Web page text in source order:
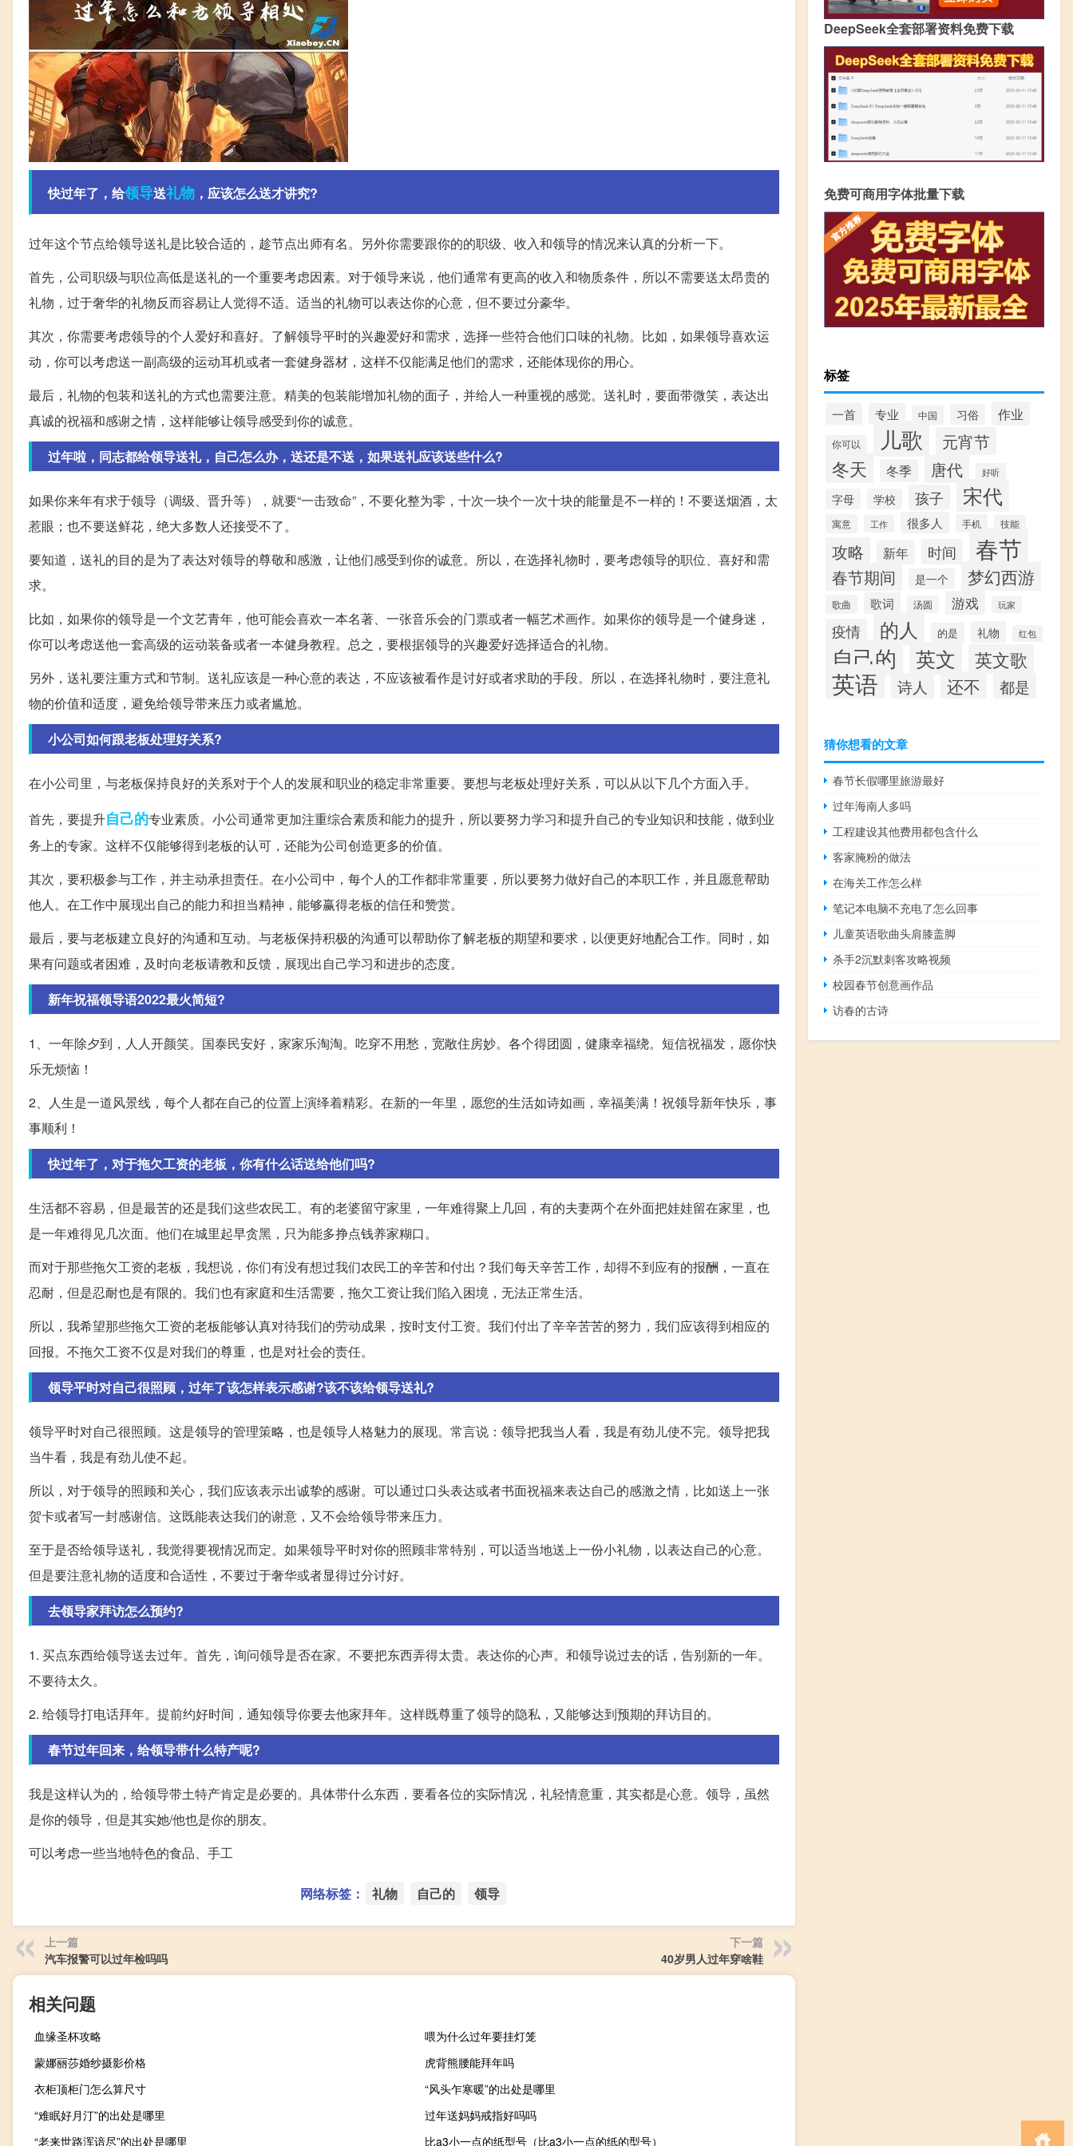
快过年了，给领导送礼物 ，应该怎么送才讲究?
过年这个节点给领导送礼是比较合适的，趁节点出师有名。另外你需要跟你的的职级、收入和领导的情况来认真的分析一下。
首先，公司职级与职位高低是送礼的一个重要考虑因素。对于领导来说，他们通常有更高的收入和物质条件，所以不需要送太昂贵的
礼物，过于奢华的礼物反而容易让人觉得不适。适当的礼物可以表达你的心意，但不要过分豪华。
其次，你需要考虑领导的个人爱好和喜好。了解领导平时的兴趣爱好和需求，选择一些符合他们口味的礼物。比如，如果领导喜欢运
动，你可以考虑送一副高级的运动耳机或者一套健身器材，这样不仅能满足他们的需求，还能体现你的用心。
最后，礼物的包装和送礼的方式也需要注意。精美的包装能增加礼物的面子，并给人一种重视的感觉。送礼时，要面带微笑，表达出
真诚的祝福和感谢之情，这样能够让领导感受到你的诚意。
过年啦，同志都给领导送礼，自己怎么办，送还是不送，如果送礼应该送些什么?
如果你来年有求于领导（调级、晋升等），就要“一击致命”，不要化整为零，十次一块个一次十块的能量是不一样的！不要送烟酒，太
惹眼；也不要送鲜花，绝大多数人还接受不了。
要知道，送礼的目的是为了表达对领导的尊敬和感激，让他们感受到你的诚意。所以，在选择礼物时，要考虑领导的职位、喜好和需
求。
比如，如果你的领导是一个文艺青年，他可能会喜欢一本名著、一张音乐会的门票或者一幅艺术画作。如果你的领导是一个健身迷，
你可以考虑送他一套高级的运动装备或者一本健身教程。总之，要根据领导的兴趣爱好选择适合的礼物。
另外，送礼要注重方式和节制。送礼应该是一种心意的表达，不应该被看作是讨好或者求助的手段。所以，在选择礼物时，要注意礼
物的价值和适度，避免给领导带来压力或者尴尬。
小公司如何跟老板处理好关系?
在小公司里，与老板保持良好的关系对于个人的发展和职业的稳定非常重要。要想与老板处理好关系，可以从以下几个方面入手。
首先，要提升自己的专业素质。小公司通常更加注重综合素质和能力的提升，所以要努力学习和提升自己的专业知识和技能，做到业
务上的专家。这样不仅能够得到老板的认可，还能为公司创造更多的价值。
其次，要积极参与工作，并主动承担责任。在小公司中，每个人的工作都非常重要，所以要努力做好自己的本职工作，并且愿意帮助
他人。在工作中展现出自己的能力和担当精神，能够赢得老板的信任和赞赏。
最后，要与老板建立良好的沟通和互动。与老板保持积极的沟通可以帮助你了解老板的期望和要求，以便更好地配合工作。同时，如
果有问题或者困难，及时向老板请教和反馈，展现出自己学习和进步的态度。
新年祝福领导语2022最火简短?
1、一年除夕到，人人开颜笑。国泰民安好，家家乐淘淘。吃穿不用愁，宽敞住房妙。各个得团圆，健康幸福绕。短信祝福发，愿你快
乐无烦恼！
2、人生是一道风景线，每个人都在自己的位置上演绎着精彩。在新的一年里，愿您的生活如诗如画，幸福美满！祝领导新年快乐，事
事顺利！
快过年了，对于拖欠工资的老板，你有什么话送给他们吗?
生活都不容易，但是最苦的还是我们这些农民工。有的老婆留守家里，一年难得聚上几回，有的夫妻两个在外面把娃娃留在家里，也
是一年难得见几次面。他们在城里起早贪黑，只为能多挣点钱养家糊口。
而对于那些拖欠工资的老板，我想说，你们有没有想过我们农民工的辛苦和付出？我们每天辛苦工作，却得不到应有的报酬，一直在
忍耐，但是忍耐也是有限的。我们也有家庭和生活需要，拖欠工资让我们陷入困境，无法正常生活。
所以，我希望那些拖欠工资的老板能够认真对待我们的劳动成果，按时支付工资。我们付出了辛辛苦苦的努力，我们应该得到相应的
回报。不拖欠工资不仅是对我们的尊重，也是对社会的责任。
领导平时对自己很照顾，过年了该怎样表示感谢?该不该给领导送礼?
领导平时对自己很照顾。这是领导的管理策略，也是领导人格魅力的展现。常言说：领导把我当人看，我是有劲儿使不完。领导把我
当牛看，我是有劲儿使不起。
所以，对于领导的照顾和关心，我们应该表示出诚挚的感谢。可以通过口头表达或者书面祝福来表达自己的感激之情，比如送上一张
贺卡或者写一封感谢信。这既能表达我们的谢意，又不会给领导带来压力。
至于是否给领导送礼，我觉得要视情况而定。如果领导平时对你的照顾非常特别，可以适当地送上一份小礼物，以表达自己的心意。
但是要注意礼物的适度和合适性，不要过于奢华或者显得过分讨好。
去领导家拜访怎么预约?
1. 买点东西给领导送去过年。首先，询问领导是否在家。不要把东西弄得太贵。表达你的心声。和领导说过去的话，告别新的一年。
不要待太久。
2. 给领导打电话拜年。提前约好时间，通知领导你要去他家拜年。这样既尊重了领导的隐私，又能够达到预期的拜访目的。
春节过年回来，给领导带什么特产呢?
我是这样认为的，给领导带土特产肯定是必要的。具体带什么东西，要看各位的实际情况，礼轻情意重，其实都是心意。领导，虽然
是你的领导，但是其实她/他也是你的朋友。
可以考虑一些当地特色的食品、手工
网络标签： 礼物 自己的 领导
上一篇
汽车报警可以过年检吗吗
下一篇
40岁男人过年穿啥鞋
相关问题
血缘圣杯攻略
喂为什么过年要挂灯笼
蒙娜丽莎婚纱摄影价格
虎背熊腰能拜年吗
衣柜顶柜门怎么算尺寸
“风头乍寒暖”的出处是哪里
“难眠好月汀”的出处是哪里
过年送妈妈戒指好吗吗
“老来世路浑谙尽”的出处是哪里
比a3小一点的纸型号（比a3小一点的纸的型号）
DeepSeek全套部署资料免费下载
免费可商用字体批量下载
标签
一首 专业 中国 习俗 作业
你可以 儿歌 元宵节
冬天 冬季 唐代 好听
字母 学校 孩子 宋代
寓意 工作 很多人 手机 技能
攻略 新年 时间 春节
春节期间 是一个 梦幻西游
歌曲 歌词 汤圆 游戏 玩家
疫情 的人 的是 礼物 红包
自己的 英文 英文歌
英语 诗人 还不 都是
猜你想看的文章
春节长假哪里旅游最好
过年海南人多吗
工程建设其他费用都包含什么
客家腌粉的做法
在海关工作怎么样
笔记本电脑不充电了怎么回事
儿童英语歌曲头肩膝盖脚
杀手2沉默刺客攻略视频
校园春节创意画作品
访春的古诗